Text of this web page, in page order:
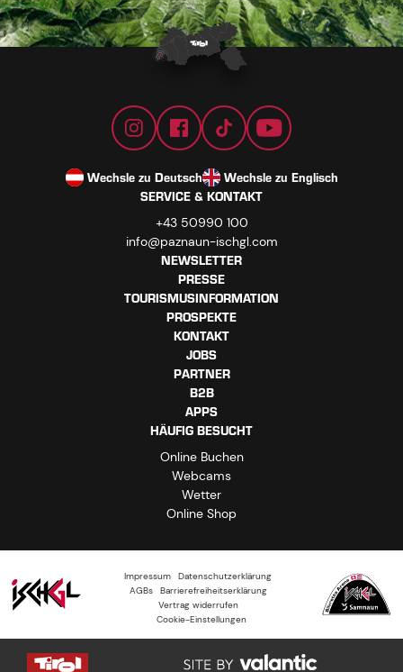
Wechsle zu Deutsch
Wechsle zu Englisch
SERVICE & KONTAKT
+43 50990 100
info@paznaun-ischgl.com
NEWSLETTER
PRESSE
TOURISMUSINFORMATION
PROSPEKTE
KONTAKT
JOBS
PARTNER
B2B
APPS
HÄUFIG BESUCHT
Online Buchen
Webcams
Wetter
Online Shop
Impressum
Datenschutzerklärung
AGBs
Barrierefreiheitserklärung
Vertrag widerrufen
Cookie-Einstellungen